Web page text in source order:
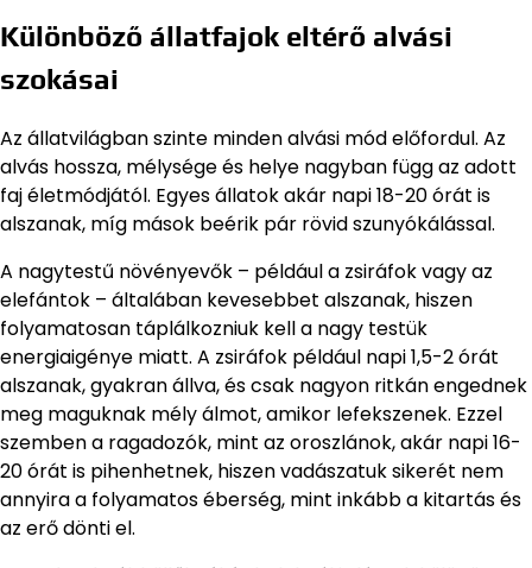
Különböző állatfajok eltérő alvási
szokásai
Az állatvilágban szinte minden alvási mód előfordul. Az
alvás hossza, mélysége és helye nagyban függ az adott
faj életmódjától. Egyes állatok akár napi 18-20 órát is
alszanak, míg mások beérik pár rövid szunyókálással.
A nagytestű növényevők – például a zsiráfok vagy az
elefántok – általában kevesebbet alszanak, hiszen
folyamatosan táplálkozniuk kell a nagy testük
energiaigénye miatt. A zsiráfok például napi 1,5-2 órát
alszanak, gyakran állva, és csak nagyon ritkán engednek
meg maguknak mély álmot, amikor lefekszenek. Ezzel
szemben a ragadozók, mint az oroszlánok, akár napi 16-
20 órát is pihenhetnek, hiszen vadászatuk sikerét nem
annyira a folyamatos éberség, mint inkább a kitartás és
az erő dönti el.